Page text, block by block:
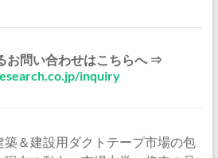
お問い合わせはこちらへ ⇒
inquiry
＆建設用ダクトテープ市場の包